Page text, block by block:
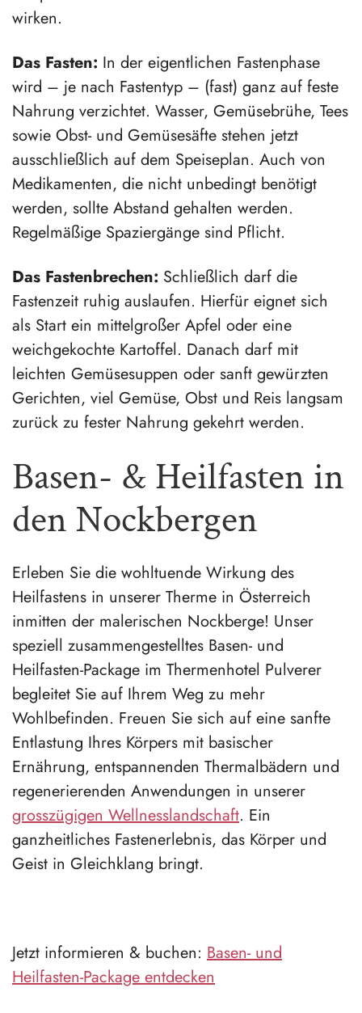
wirken.
Das Fasten: In der eigentlichen Fastenphase
wird – je nach Fastentyp – (fast) ganz auf feste
Nahrung verzichtet. Wasser, Gemüsebrühe, Tees
sowie Obst- und Gemüsesäfte stehen jetzt
ausschließlich auf dem Speiseplan. Auch von
Medikamenten, die nicht unbedingt benötigt
werden, sollte Abstand gehalten werden.
Regelmäßige Spaziergänge sind Pflicht.
Das Fastenbrechen: Schließlich darf die
Fastenzeit ruhig auslaufen. Hierfür eignet sich
als Start ein mittelgroßer Apfel oder eine
weichgekochte Kartoffel. Danach darf mit
leichten Gemüsesuppen oder sanft gewürzten
Gerichten, viel Gemüse, Obst und Reis langsam
zurück zu fester Nahrung gekehrt werden.
Basen- & Heilfasten in
den Nockbergen
Erleben Sie die wohltuende Wirkung des
Heilfastens in unserer Therme in Österreich
inmitten der malerischen Nockberge! Unser
speziell zusammengestelltes Basen- und
Heilfasten-Package im Thermenhotel Pulverer
begleitet Sie auf Ihrem Weg zu mehr
Wohlbefinden. Freuen Sie sich auf eine sanfte
Entlastung Ihres Körpers mit basischer
Ernährung, entspannenden Thermalbädern und
regenerierenden Anwendungen in unserer
grosszügigen Wellnesslandschaft. Ein
ganzheitliches Fastenerlebnis, das Körper und
Geist in Gleichklang bringt.
Jetzt informieren & buchen: Basen- und
Heilfasten-Package entdecken